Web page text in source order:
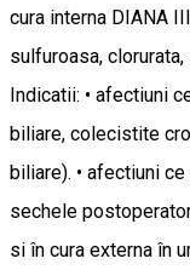
cura interna DIANA
sulfuroasa,
Indicatii: • afectiuni
biliare, colecistite
biliare). • afectiuni
sechele
si în cura externa în